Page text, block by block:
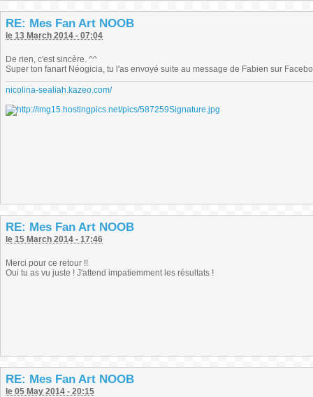
RE: Mes Fan Art NOOB
le 13 March 2014 - 07:04
De rien, c'est sincère. ^^
Super ton fanart Néogicia, tu l'as envoyé suite au message de Fabien sur
nicolina-sealiah.kazeo.com/
RE: Mes Fan Art NOOB
le 15 March 2014 - 17:46
Merci pour ce retour !!
Oui tu as vu juste ! J'attend impatiemment les résultats !
RE: Mes Fan Art NOOB
le 05 May 2014 - 20:15